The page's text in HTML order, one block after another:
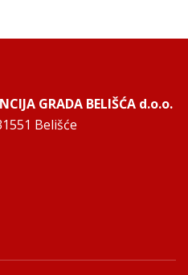
GRADA BELIŠĆA d.o.o.
Belišće